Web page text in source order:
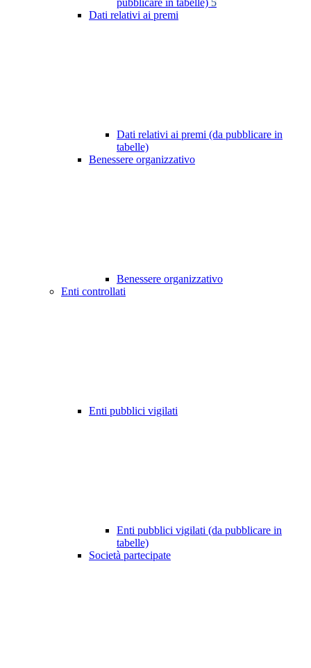
pubblicare in tabelle) 5
Dati relativi ai premi
Dati relativi ai premi (da pubblicare in
tabelle)
Benessere organizzativo
Benessere organizzativo
Enti controllati
Enti pubblici vigilati
Enti pubblici vigilati (da pubblicare in
tabelle)
Società partecipate